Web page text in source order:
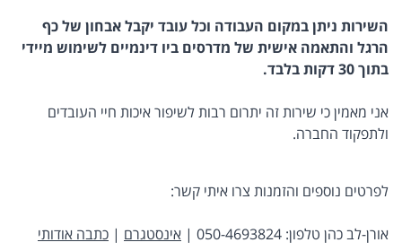
השירות ניתן במקום העבודה וכל עובד יקבל אבחון של כף
הרגל והתאמה אישית של מדרסים ביו דינמיים לשימוש מיידי
בתוך 30 דקות בלבד.
אני מאמין כי שירות זה יתרום רבות לשיפור איכות חיי העובדים
ולתפקוד החברה.
לפרטים נוספים והזמנות צרו איתי קשר:
אורן-לב כהן טלפון: 050-4693824 | אינסטגרם | כתבה אודותי